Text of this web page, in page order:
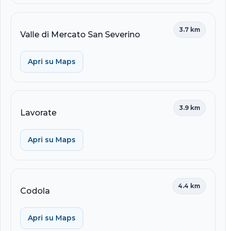
Valle di Mercato San Severino
3.7 km
Apri su Maps
Lavorate
3.9 km
Apri su Maps
Codola
4.4 km
Apri su Maps